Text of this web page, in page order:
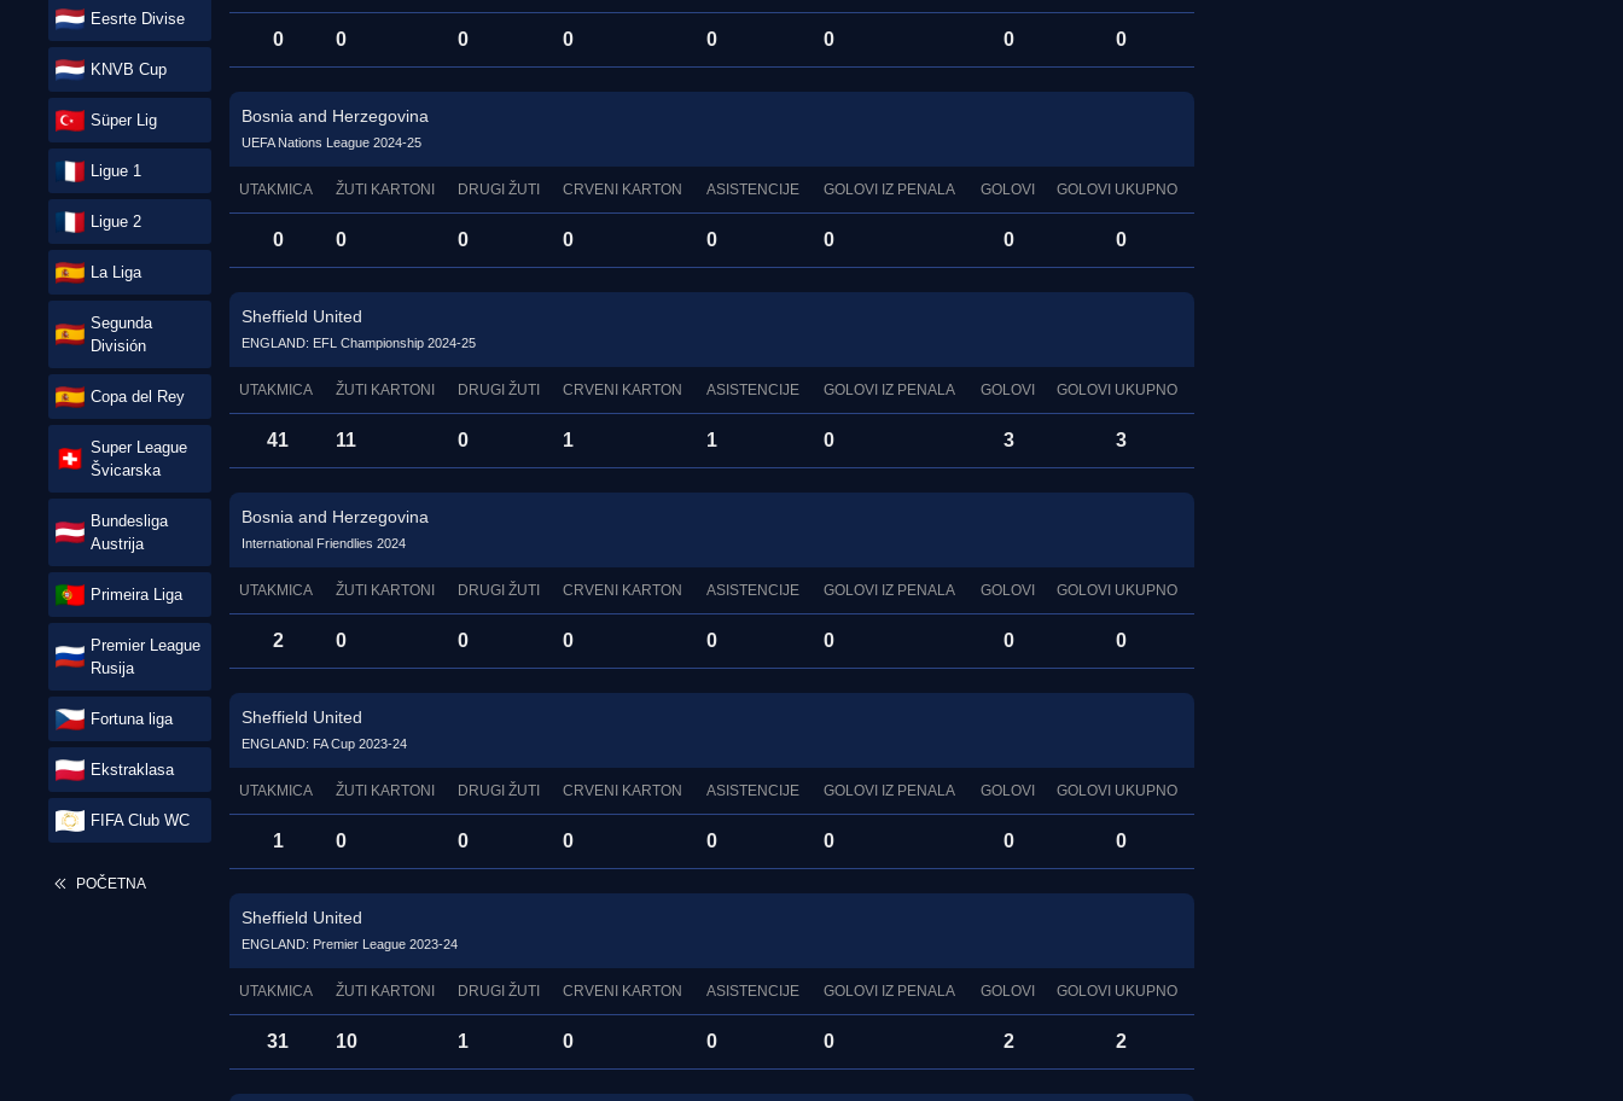
Eesrte Divise
KNVB Cup
Süper Lig
Ligue 1
Ligue 2
La Liga
Segunda
División
Copa del Rey
Super League
Švicarska
Bundesliga
Austrija
Primeira Liga
Premier League
Rusija
Fortuna liga
Ekstraklasa
FIFA Club WC
POČETNA
0 0 0 0 0 0 0 0
Bosnia and Herzegovina
UEFA Nations League 2024-25
UTAKMICA ŽUTI KARTONI DRUGI ŽUTI CRVENI KARTON ASISTENCIJE GOLOVI IZ PENALA GOLOVI GOLOVI UKUPNO
0 0 0 0 0 0 0 0
Sheffield United
ENGLAND: EFL Championship 2024-25
UTAKMICA ŽUTI KARTONI DRUGI ŽUTI CRVENI KARTON ASISTENCIJE GOLOVI IZ PENALA GOLOVI GOLOVI UKUPNO
41 11 0 1 1 0 3 3
Bosnia and Herzegovina
International Friendlies 2024
UTAKMICA ŽUTI KARTONI DRUGI ŽUTI CRVENI KARTON ASISTENCIJE GOLOVI IZ PENALA GOLOVI GOLOVI UKUPNO
2 0 0 0 0 0 0 0
Sheffield United
ENGLAND: FA Cup 2023-24
UTAKMICA ŽUTI KARTONI DRUGI ŽUTI CRVENI KARTON ASISTENCIJE GOLOVI IZ PENALA GOLOVI GOLOVI UKUPNO
1 0 0 0 0 0 0 0
Sheffield United
ENGLAND: Premier League 2023-24
UTAKMICA ŽUTI KARTONI DRUGI ŽUTI CRVENI KARTON ASISTENCIJE GOLOVI IZ PENALA GOLOVI GOLOVI UKUPNO
31 10 1 0 0 0 2 2